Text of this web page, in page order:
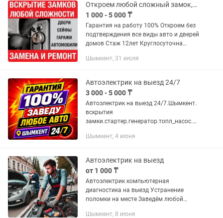
Откроем любой сложный замок,есик ашу,бузу,ауыстыру,взлом дверь,авто ашу,
1 000 - 5 000 ₸
Гарантия на работу 100% Откроем без
подтверждения все виды авто и дверей
домов Стаж 12лет Круглосуточна
выезд:быстро и качественно
Шымкент, 31 июля
Автоэлектрик на выезд 24/7
3 000 - 5 000 ₸
Автоэлектрик на выезд 24/7.Шымкент.
вскрытия
замки.стартер.генератор.топл_насос.св
брелка.и многое делаем.звоните
Шымкент, 4 июня
Автоэлектрик на выезд
от 1 000 ₸
Автоэлектрик компьютерная
диагностика на выезд Устранение
поломки на месте Заведём любой
Шымкент, 8 июня